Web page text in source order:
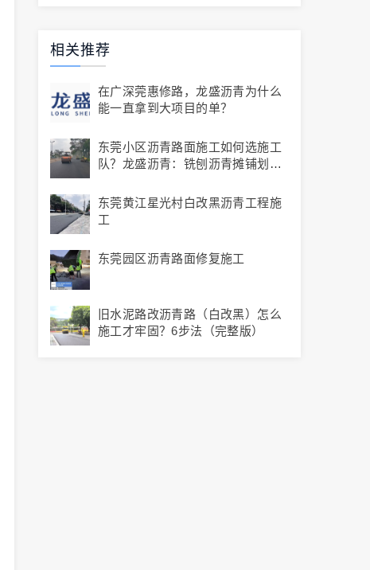
相关推荐
在广深莞惠修路，龙盛沥青为什么
能一直拿到大项目的单？
东莞小区沥青路面施工如何选施工
队？龙盛沥青：铣刨沥青摊铺划线
东莞黄江星光村白改黑沥青工程施
工
东莞园区沥青路面修复施工
旧水泥路改沥青路（白改黑）怎么
施工才牢固？6步法（完整版）